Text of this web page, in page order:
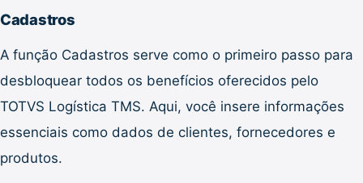
Cadastros
A função Cadastros serve como o primeiro passo para
desbloquear todos os benefícios oferecidos pelo
TOTVS Logística TMS. Aqui, você insere informações
essenciais como dados de clientes, fornecedores e
produtos.